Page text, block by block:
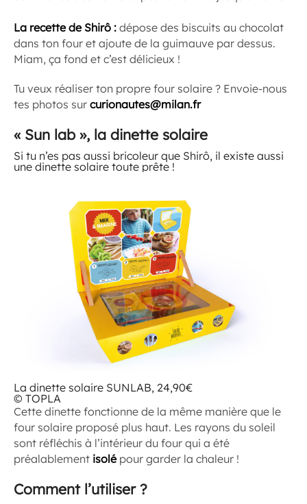
La recette de Shirô : dépose des biscuits au chocolat
dans ton four et ajoute de la guimauve par dessus.
Miam, ça fond et c’est délicieux !
Tu veux réaliser ton propre four solaire ? Envoie-nous
tes photos sur curionautes@milan.fr
« Sun lab », la dinette solaire
Si tu n’es pas aussi bricoleur que Shirô, il existe aussi
une dinette solaire toute prête !
La dinette solaire SUNLAB, 24,90€
© TOPLA
Cette dinette fonctionne de la même manière que le
four solaire proposé plus haut. Les rayons du soleil
sont réfléchis à l’intérieur du four qui a été
préalablement isolépour garder la chaleur !
Comment l’utiliser ?